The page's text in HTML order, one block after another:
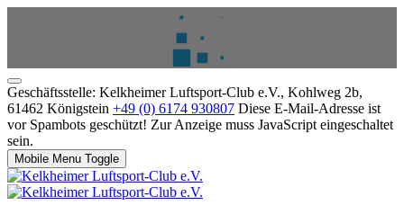
Geschäftsstelle: Kelkheimer Luftsport-Club e.V., Kohlweg 2b,
61462 Königstein +49 (0) 6174 930807 Diese E-Mail-Adresse ist
vor Spambots geschützt! Zur Anzeige muss JavaScript eingeschaltet
sein.
Mobile Menu Toggle